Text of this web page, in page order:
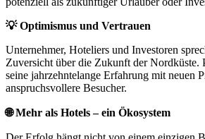
💡 Optimismus und Vertrauen
Unternehmer, Hoteliers und Investoren
Zuversicht über die Zukunft der Nordküste.
seine jahrzehntelange Erfahrung mit neuen
anspruchsvollere Besucher.
🌐 Mehr als Hotels – ein Ökosystem